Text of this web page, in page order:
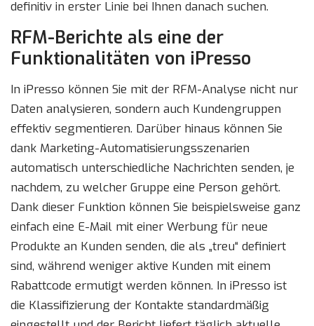
definitiv in erster Linie bei Ihnen danach suchen.
RFM-Berichte als eine der
Funktionalitäten von iPresso
In iPresso können Sie mit der RFM-Analyse nicht nur
Daten analysieren, sondern auch Kundengruppen
effektiv segmentieren. Darüber hinaus können Sie
dank Marketing-Automatisierungsszenarien
automatisch unterschiedliche Nachrichten senden, je
nachdem, zu welcher Gruppe eine Person gehört.
Dank dieser Funktion können Sie beispielsweise ganz
einfach eine E-Mail mit einer Werbung für neue
Produkte an Kunden senden, die als „treu“ definiert
sind, während weniger aktive Kunden mit einem
Rabattcode ermutigt werden können. In iPresso ist
die Klassifizierung der Kontakte standardmäßig